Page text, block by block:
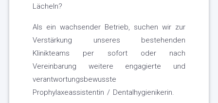
Lächeln?
Als ein wachsender Betrieb, suchen wir zur
Verstärkung unseres bestehenden
Klinikteams per sofort oder nach
Vereinbarung weitere engagierte und
verantwortungsbewusste
Prophylaxeassistentin / Dentalhygienikerin.